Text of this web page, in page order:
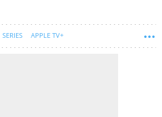
SERIES APPLE TV+